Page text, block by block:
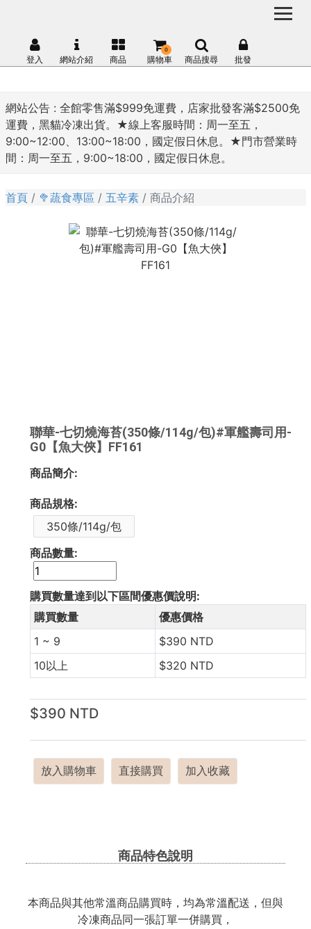
網站公告 : 全館零售滿$999免運費，店家批發客滿$2500免
運費，黑貓冷凍出貨。★線上客服時間：周一至五，
9:00~12:00、13:00~18:00，國定假日休息。★門市營業時
間：周一至五，9:00~18:00，國定假日休息。
登入 網站介紹 商品 購物車
0
商品搜尋 批發
首頁 🥦蔬食專區 五辛素 商品介紹
聯華-七切燒海苔(350條/114g/包)#軍艦壽司用-
G0【魚大俠】FF161
商品簡介:
商品規格:
350條/114g/包
商品數量:
購買數量達到以下區間優惠價說明:
購買數量
優惠價格
1 ~ 9
$390 NTD
10以上
$320 NTD
$390 NTD
放入購物車 直接購買 加入收藏
商品特色說明
本商品與其他常溫商品購買時，均為常溫配送，但與
冷凍商品同一張訂單一併購買，